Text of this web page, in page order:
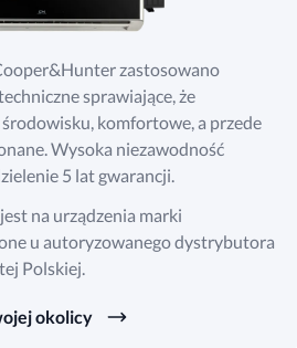
zastosowano
sprawiające, że
komfortowe, a przede
Wysoka niezawodność
5 lat gwarancji.
na urządzenia marki
u autoryzowanego dystrybutora
Polskiej.
okolicy